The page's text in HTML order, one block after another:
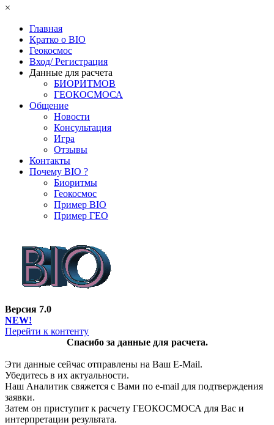
×
Главная
Кратко о BIO
Геокосмос
Вход/ Регистрация
Данные для расчета
БИОРИТМОВ
ГЕОКОСМОСА
Общение
Новости
Консультация
Игра
Отзывы
Контакты
Почему BIO ?
Биоритмы
Геокосмос
Пример BIO
Пример ГЕО
Версия 7.0
NEW!
Перейти к контенту
Спасибо за данные для расчета.
Эти данные сейчас отправлены на Ваш E-Mail.
Убедитесь в их актуальности.
Наш Аналитик свяжется с Вами по e-mail для подтверждения
заявки.
Затем он приступит к расчету ГЕОКОСМОСА для Вас и
интерпретации результата.